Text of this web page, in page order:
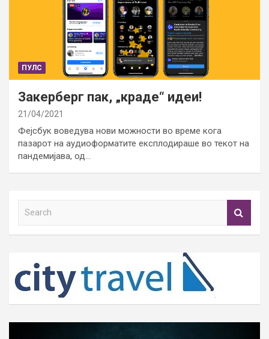
ПУЛС
Закерберг пак, „краде“ идеи!
21/04/2021
Фејсбук воведува нови можности во време кога
пазарот на аудиоформатите експлодираше во текот на
пандемијава, од…
h